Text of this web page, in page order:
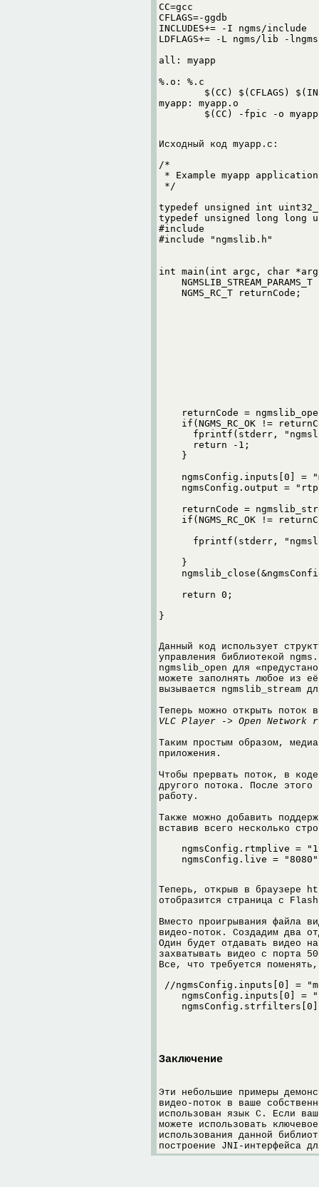
CC=gcc
CFLAGS=-ggdb
INCLUDES+= -I ngms/include
LDFLAGS+= -L ngms/lib -
all: myapp
%.o: %.c
$(CC) $(CFLAGS)
myapp: myapp.o
$(CC) -fpic -o
Исходный код myapp.c:
/*
* Example myapp application
*/
typedef unsigned int
typedef unsigned long long
#include
#include "ngmslib.h"
int main(int argc, char
NGMSLIB_STREAM_PARAMS_T
    NGMS_RC_T returnCode;
returnCode =
if(NGMS_RC_OK !=
fprintf(stderr,
      return -1;
    }
ngmsConfig.inputs[0] =
ngmsConfig.output =
returnCode =
if(NGMS_RC_OK !=
fprintf(stderr,
    }
    return 0;
}
Данный код использует
управления библиотекой
ngmslib_open для
можете заполнять любое из
вызывается ngmslib_stream
Теперь можно открыть поток
VLC Player -> Open Network
Таким простым образом,
приложения.
Чтобы прервать поток, в
другого потока. После
работу.
Также можно добавить
вставив всего несколько
ngmsConfig.rtmplive =
ngmsConfig.live =
Теперь, открыв в
отобразится страница с
Вместо проигрывания файла
видео-поток. Создадим два
Один будет отдавать видео
захватывать видео с порта
Все, что требуется
//ngmsConfig.inputs[0] =
ngmsConfig.inputs[0] =
Заключение
Эти небольшие примеры
видео-поток в ваше
использован язык C. Если
можете использовать
использования данной
построение JNI-интерфейса